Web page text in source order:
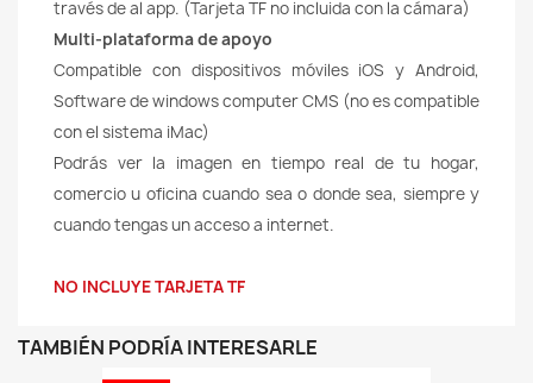
través de al app. (Tarjeta TF no incluida con la cámara)
Multi-plataforma de apoyo
Compatible con dispositivos móviles iOS y Android,
Software de windows computer CMS (no es compatible
con el sistema iMac)
Podrás ver la imagen en tiempo real de tu hogar,
comercio u oficina cuando sea o donde sea, siempre y
cuando tengas un acceso a internet.
NO INCLUYE TARJETA TF
TAMBIÉN PODRÍA INTERESARLE